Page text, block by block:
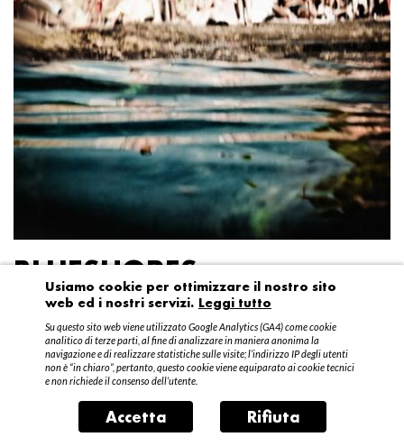
BLUESHORES
Federico Garibaldi
20 aprile – 15 maggio 2016
Usiamo cookie per ottimizzare il nostro sito
web ed i nostri servizi. Leggi tutto
Su questo sito web viene utilizzato Google Analytics (GA4) come cookie
analitico di terze parti, al fine di analizzare in maniera anonima la
navigazione e di realizzare statistiche sulle visite; l’indirizzo IP degli utenti
non è “in chiaro”, pertanto, questo cookie viene equiparato ai cookie tecnici
e non richiede il consenso dell’utente.
Accetta Rifiuta